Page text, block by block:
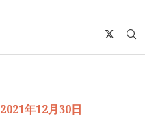
2021年12月30日